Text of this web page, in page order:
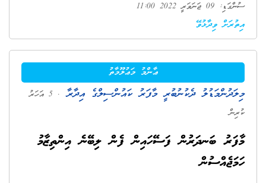
ސުންގަޑި: 09 ޖަނަވަރީ 2022 11:00
އިތުރަށް ވިދާޅުވޭ
ޢާންމު މަޢުލޫމާތު
މިލަދުންމަޑުލު ދެކުނުބުރީ މާފަރު ކައުންސިލްގެ އިދާރާ
. 5 އަހަރު
ކުރިން
މާފަރު ބަނދަރުން ފަސޭހައިން ފެން ލިބޭނެ އިންތިޒާމު
ހަމަޖެއްސުން